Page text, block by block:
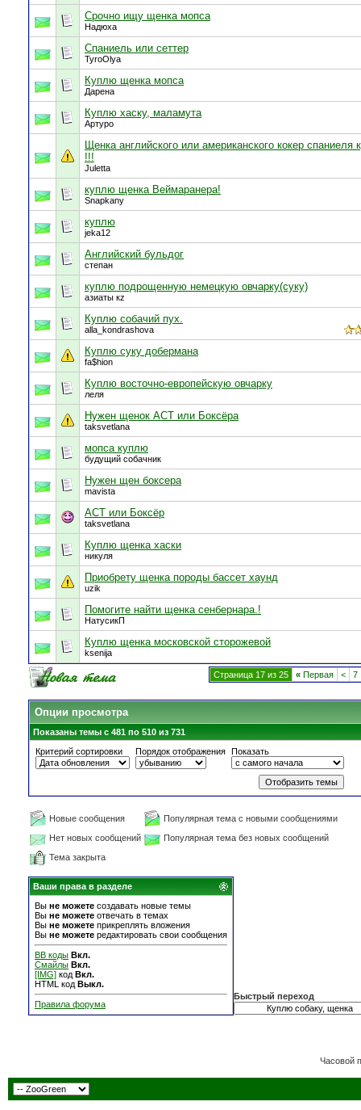
Срочно ищу щенка мопса
Надюха
Спаниель или сеттер
TyroOlya
Куплю щенка мопса
Дарена
Куплю хаску, маламута
Артуро
Щенка английского или американского кокер спаниеля
!!!
Juletta
куплю щенка Веймаранера!
Snapkany
куплю
jeka12
Английский бульдог
степан
куплю подрощенную немецкую овчарку(суку)
азиаты кz
Куплю собачий пух.
alla_kondrashova
Куплю суку добермана
fa$hion
Куплю восточно-европейскую овчарку
леля
Нужен щенок АСТ или Боксёра
taksvetlana
мопса куплю
будущий собачник
Нужен щен боксера
mavista
АСТ или Боксёр
taksvetlana
Куплю щенка хаски
никуля
Приобрету щенка породы бассет хаунд
uzik
Помогите найти щенка сенбернара.!
НатусикП
Куплю щенка московской сторожевой
ksenija
Страница 17 из 25 « Первая < 7
Опции просмотра
Показаны темы с 481 по 510 из 731
Критерий сортировки
Порядок отображения Показать
Новые сообщения
Популярная тема с новыми сообщениями
Нет новых сообщений
Популярная тема без новых сообщений
Тема закрыта
Ваши права в разделе
Вы не можете создавать новые темы
Вы не можете отвечать в темах
Вы не можете прикреплять вложения
Вы не можете редактировать свои сообщения
BB коды Вкл.
Смайлы Вкл.
[IMG] код Вкл.
HTML код Выкл.
Правила форума
Быстрый переход
Часовой